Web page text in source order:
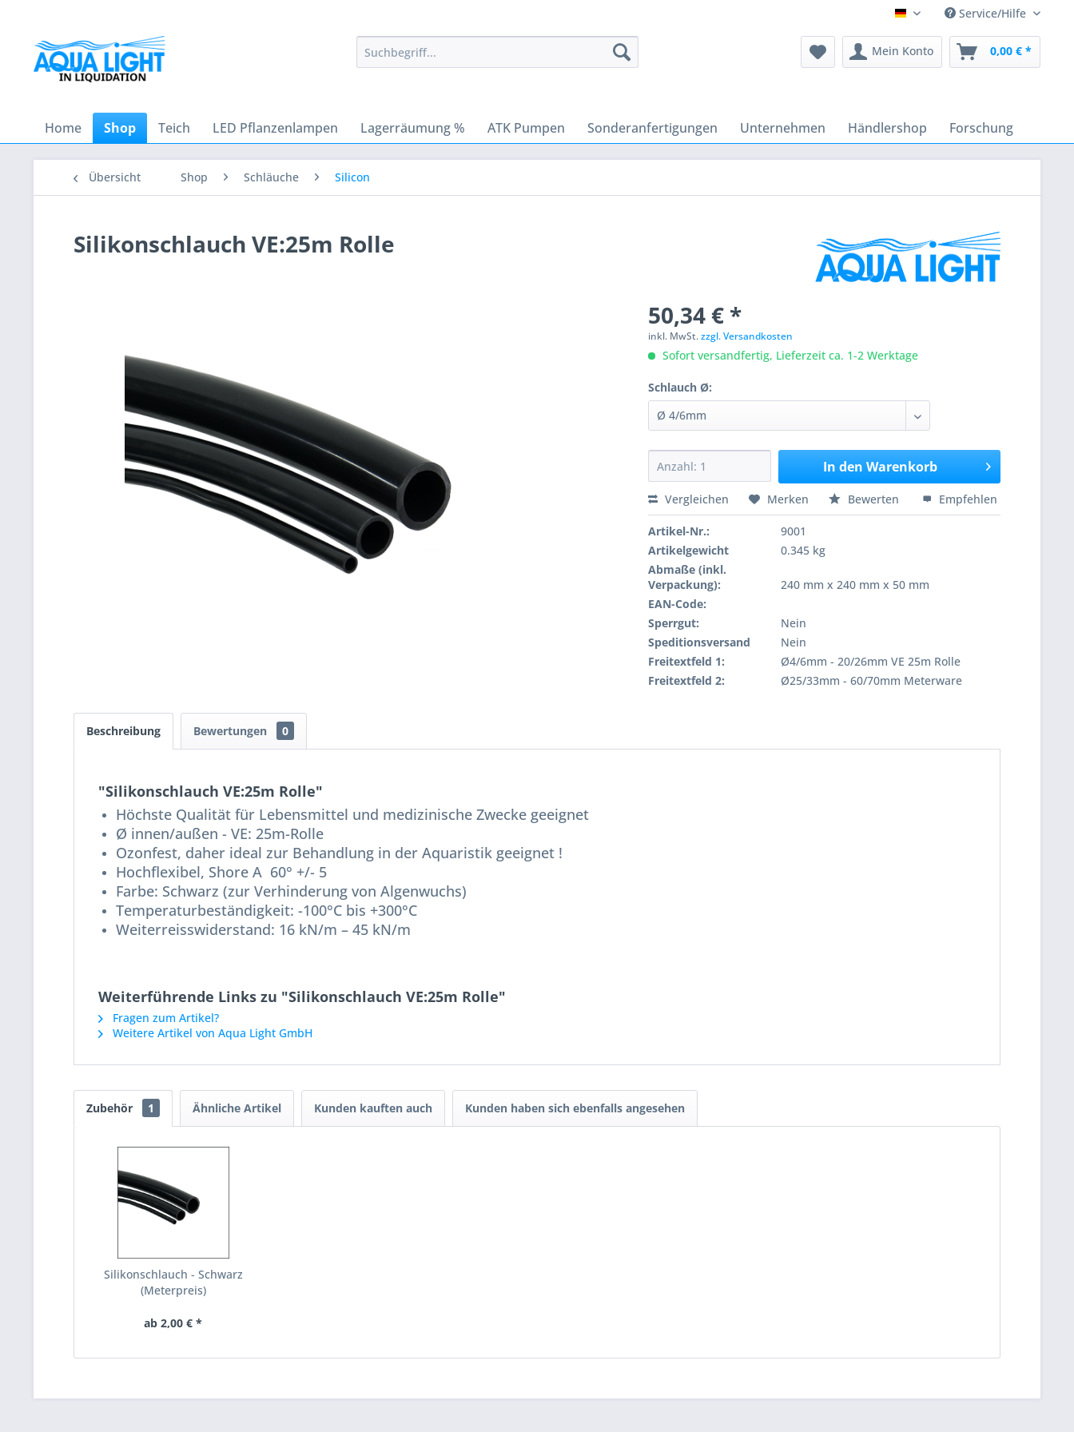
Deutsch Service/Hilfe
Mein Konto 0,00 € *
Home Shop Teich LED Pflanzenlampen Lagerräumung % ATK Pumpen Sonderanfertigungen Unternehmen Händlershop Forschung
Übersicht Shop Schläuche Silicon
Silikonschlauch VE:25m Rolle
50,34 € *
inkl. MwSt.zzgl. Versandkosten
Sofort versandfertig, Lieferzeit ca. 1-2 Werktage
Schlauch Ø:
In den Warenkorb
Vergleichen Merken Bewerten Empfehlen
Artikel-Nr.:
9001
Artikelgewicht
0.345 kg
Abmaße (inkl.
Verpackung):
240 mm x 240 mm x 50 mm
EAN-Code:
Sperrgut:
Nein
Speditionsversand
Nein
Freitextfeld 1:
Ø4/6mm - 20/26mm VE 25m Rolle
Freitextfeld 2:
Ø25/33mm - 60/70mm Meterware
Beschreibung Bewertungen 0
"Silikonschlauch VE:25m Rolle"
Höchste Qualität für Lebensmittel und medizinische Zwecke geeignet
Ø innen/außen - VE: 25m-Rolle
Ozonfest, daher ideal zur Behandlung in der Aquaristik geeignet !
Hochflexibel, Shore A 60° +/- 5
Farbe: Schwarz (zur Verhinderung von Algenwuchs)
Temperaturbeständigkeit: -100°C bis +300°C
Weiterreisswiderstand: 16 kN/m – 45 kN/m
Weiterführende Links zu "Silikonschlauch VE:25m Rolle"
Fragen zum Artikel?
Weitere Artikel von Aqua Light GmbH
Zubehör 1 Ähnliche Artikel Kunden kauften auch Kunden haben sich ebenfalls angesehen
Silikonschlauch - Schwarz
(Meterpreis)
ab 2,00 € *